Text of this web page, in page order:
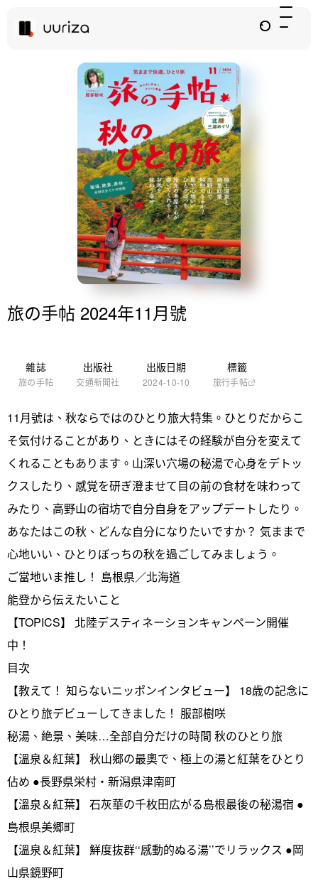
旅の手帖 2024年11月號
雜誌
旅の手帖
出版社
交通新聞社
出版日期
2024-10-10
標籤
旅行手帖
11月號は、秋ならではのひとり旅大特集。ひとりだからこ
そ気付けることがあり、ときにはその経験が自分を変えて
くれることもあります。山深い穴場の秘湯で心身をデトッ
クスしたり、感覚を研ぎ澄ませて目の前の食材を味わって
みたり、高野山の宿坊で自分自身をアップデートしたり。
あなたはこの秋、どんな自分になりたいですか？ 気ままで
心地いい、ひとりぼっちの秋を過ごしてみましょう。
ご當地いま推し！ 島根県／北海道
能登から伝えたいこと
【TOPICS】 北陸デスティネーションキャンペーン開催
中！
目次
【教えて！ 知らないニッポンインタビュー】 18歳の記念に
ひとり旅デビューしてきました！ 服部樹咲
秘湯、絶景、美味…全部自分だけの時間 秋のひとり旅
【溫泉＆紅葉】 秋山郷の最奧で、極上の湯と紅葉をひとり
佔め ●長野県栄村・新潟県津南町
【溫泉＆紅葉】 石灰華の千枚田広がる島根最後の秘湯宿 ●
島根県美郷町
【溫泉＆紅葉】 鮮度抜群‘‘感動的ぬる湯’’でリラックス ●岡
山県鏡野町